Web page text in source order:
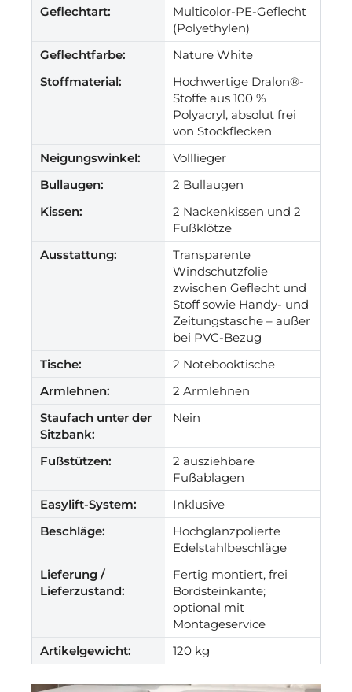
Geflechtart:
Multicolor-PE-Geflecht
(Polyethylen)
Geflechtfarbe:
Nature White
Stoffmaterial:
Hochwertige Dralon®-
Stoffe aus 100 %
Polyacryl, absolut frei
von Stockflecken
Neigungswinkel:
Volllieger
Bullaugen:
2 Bullaugen
Kissen:
2 Nackenkissen und 2
Fußklötze
Ausstattung:
Transparente
Windschutzfolie
zwischen Geflecht und
Stoff sowie Handy- und
Zeitungstasche – außer
bei PVC-Bezug
Tische:
2 Notebooktische
Armlehnen:
2 Armlehnen
Staufach unter der
Sitzbank:
Nein
Fußstützen:
2 ausziehbare
Fußablagen
Easylift-System:
Inklusive
Beschläge:
Hochglanzpolierte
Edelstahlbeschläge
Lieferung /
Lieferzustand:
Fertig montiert, frei
Bordsteinkante;
optional mit
Montageservice
Artikelgewicht:
120 kg